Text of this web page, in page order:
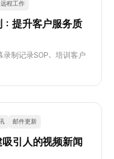
远程工作
提升客户服务质
制记录SOP、培训客户
邮件更新
引人的视频新闻